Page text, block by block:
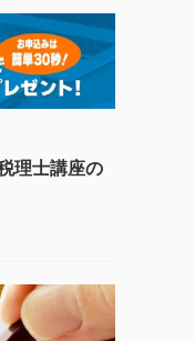
理士講座の